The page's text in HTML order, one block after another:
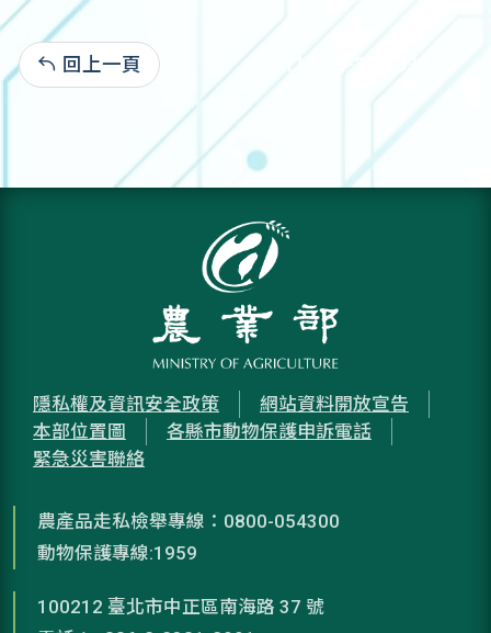
回上一頁 114-03-20:2,338
隱私權及資訊安全政策
網站資料開放宣告
本部位置圖
各縣市動物保護申訴電話
緊急災害聯絡
農產品走私檢舉專線：0800-054300
動物保護專線:1959
100212 臺北市中正區南海路 37 號